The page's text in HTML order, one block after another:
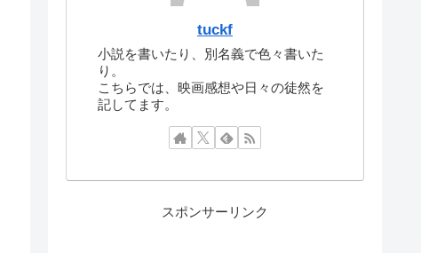
tuckf
小説を書いたり、別名義で色々書いた
り。
こちらでは、映画感想や日々の徒然を
記してます。
スポンサーリンク